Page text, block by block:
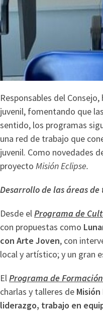
Responsables del
juvenil, fomentando que
sentido, los programas
una red de trabajo que
juvenil. Como novedades
proyecto Misión Eclipse.
Desarrollo de las áreas
Desde elPrograma de
con propuestas como
con Arte Joven, con
local y artístico; y un gran
ElPrograma de Formación
charlas y talleres de
liderazgo, trabajo en